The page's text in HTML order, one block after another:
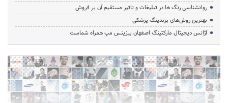
روانشناسی رنگ ها در تبلیغات و تاثیر مستقیم آن بر فروش
بهترین روش‌های برندینگ پزشکی
آژانس دیجیتال مارکتینگ اصفهان بیزینس مپ همراه شماست